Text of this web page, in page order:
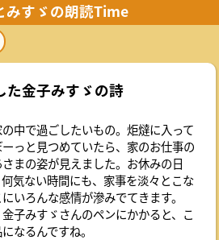
みすゞの朗読Time
た金子みすゞの詩
中で過ごしたいもの。炬燵に入って
っと見つめていたら、家のお仕事の
まの姿が見えました。お休みの日
気ない時間にも、家事を淡々とこな
いろんな感情が滲みでてきます。
子みすゞさんのペンにかかると、こ
なるんですね。